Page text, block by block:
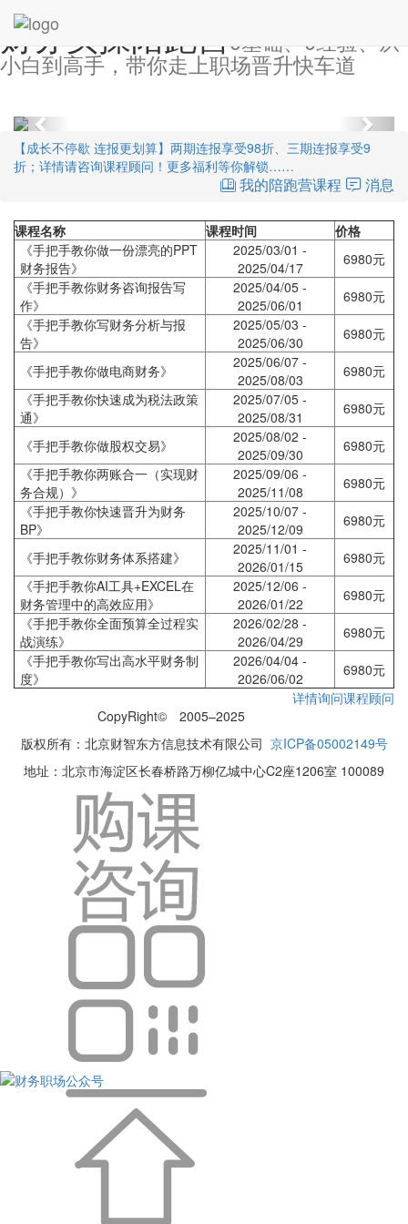
财务实操陪跑营0基础、0经验、从
小白到高手，带你走上职场晋升快车道
Previous Next
【成长不停歇 连报更划算】两期连报享受98折、三期连报享受9
折；详情请咨询课程顾问！更多福利等你解锁……
我的陪跑营课程 消息
课程名称 课程时间
价格
《手把手教你做一份漂亮的PPT
财务报告》
2025/03/01 -
2025/04/17
6980元
《手把手教你财务咨询报告写
作》
2025/04/05 -
2025/06/01
6980元
《手把手教你写财务分析与报
告》
2025/05/03 -
2025/06/30
6980元
《手把手教你做电商财务》
2025/06/07 -
2025/08/03
6980元
《手把手教你快速成为税法政策
通》
2025/07/05 -
2025/08/31
6980元
《手把手教你做股权交易》
2025/08/02 -
2025/09/30
6980元
《手把手教你两账合一（实现财
务合规）》
2025/09/06 -
2025/11/08
6980元
《手把手教你快速晋升为财务
BP》
2025/10/07 -
2025/12/09
6980元
《手把手教你财务体系搭建》
2025/11/01 -
2026/01/15
6980元
《手把手教你AI工具+EXCEL在
财务管理中的高效应用》
2025/12/06 -
2026/01/22
6980元
《手把手教你全面预算全过程实
战演练》
2026/02/28 -
2026/04/29
6980元
《手把手教你写出高水平财务制
度》
2026/04/04 -
2026/06/02
6980元
详情询问课程顾问
CopyRight© 2005–2025
版权所有：北京财智东方信息技术有限公司 京ICP备05002149号
地址：北京市海淀区长春桥路万柳亿城中心C2座1206室 100089